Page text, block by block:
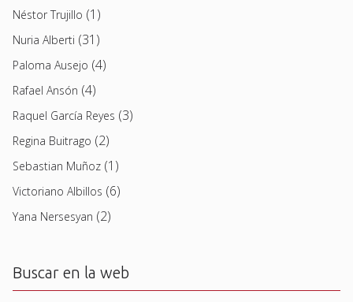
Néstor Trujillo (1)
Nuria Alberti (31)
Paloma Ausejo (4)
Rafael Ansón (4)
Raquel García Reyes (3)
Regina Buitrago (2)
Sebastian Muñoz (1)
Victoriano Albillos (6)
Yana Nersesyan (2)
Buscar en la web